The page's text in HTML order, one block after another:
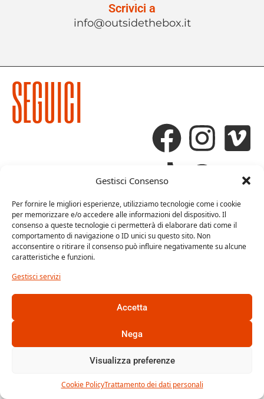
Gestisci Consenso
Per fornire le migliori esperienze, utilizziamo tecnologie come i cookie
per memorizzare e/o accedere alle informazioni del dispositivo. Il
consenso a queste tecnologie ci permetterà di elaborare dati come il
comportamento di navigazione o ID unici su questo sito. Non
acconsentire o ritirare il consenso può influire negativamente su alcune
caratteristiche e funzioni.
Gestisci servizi
Accetta
Nega
Visualizza preferenze
Cookie PolicyTrattamento dei dati personali
Scrivici a
info@outsidethebox.it
HOME CHI SIAMO
SERVIZI
PORTFOLIO
Outside The Box SRL ® | Via Orcagna 47, 50121
PEC: posta@pec.outsidetheboxsrl.it | REA: FI –
Capitale Sociale: 10.000€
SEGUICI